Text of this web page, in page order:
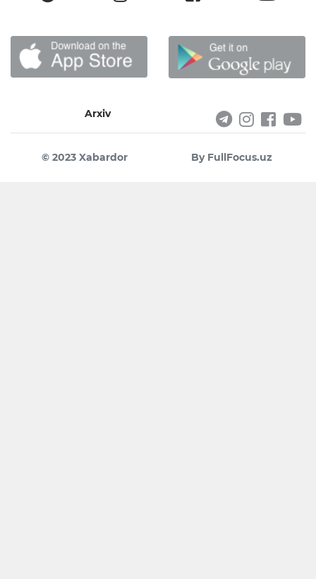
Arxiv
© 2023 Xabardor By FullFocus.uz